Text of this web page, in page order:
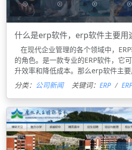
什么是erp软件，erp软件主要用
在现代企业管理的各个领域中，
的角色。是一款专业的ERP软件，它
升效率和降低成本。那么erp软件主要
分类： 公司新闻 关键词： ERP